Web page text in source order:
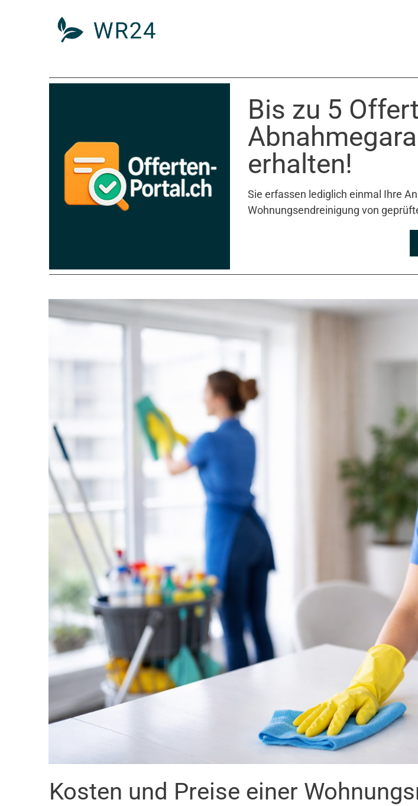
Bis zu 5
erhalten!
Sie erfassen lediglich einmal Ihre
Wohnungsendreinigung von
Kosten und Preise einer